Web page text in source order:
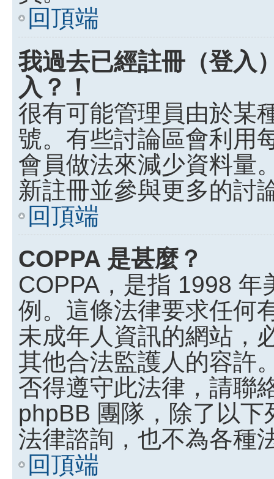
回頂端
我過去已經註冊（登入
入？！
很有可能管理員由於某
號。有些討論區會利用
會員做法來減少資料量
新註冊並參與更多的討
回頂端
COPPA 是甚麼？
COPPA，是指 1998
例。這條法律要求任何
未成年人資訊的網站，
其他合法監護人的容許
否得遵守此法律，請聯
phpBB 團隊，除了以
法律諮詢，也不為各種
回頂端